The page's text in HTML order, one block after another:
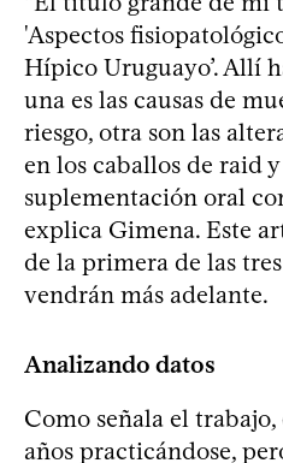
'Aspectos
Hípico Uruguayo’. Allí
una es las causas de
riesgo, otra son las
en los caballos de raid
suplementación oral
explica Gimena. Este
de la primera de las
vendrán más adelante.
Analizando datos
Como señala el
años practicándose,